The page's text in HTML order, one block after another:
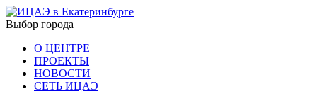
Выбор города
О ЦЕНТРЕ
ПРОЕКТЫ
НОВОСТИ
СЕТЬ ИЦАЭ